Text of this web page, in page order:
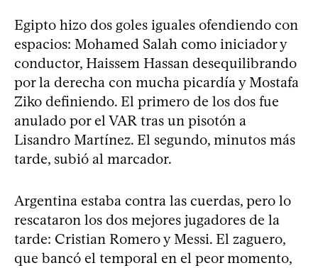
Egipto hizo dos goles iguales ofendiendo con
espacios: Mohamed Salah como iniciador y
conductor, Haissem Hassan desequilibrando
por la derecha con mucha picardía y Mostafa
Ziko definiendo. El primero de los dos fue
anulado por el VAR tras un pisotón a
Lisandro Martínez. El segundo, minutos más
tarde, subió al marcador.
Argentina estaba contra las cuerdas, pero lo
rescataron los dos mejores jugadores de la
tarde: Cristian Romero y Messi. El zaguero,
que bancó el temporal en el peor momento,